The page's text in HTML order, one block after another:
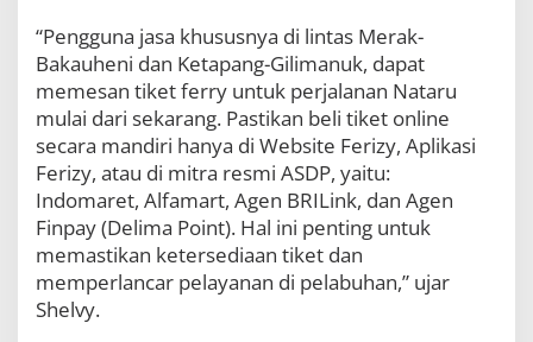
“Pengguna jasa khususnya di lintas Merak-
Bakauheni dan Ketapang-Gilimanuk, dapat
memesan tiket ferry untuk perjalanan Nataru
mulai dari sekarang. Pastikan beli tiket online
secara mandiri hanya di Website Ferizy, Aplikasi
Ferizy, atau di mitra resmi ASDP, yaitu:
Indomaret, Alfamart, Agen BRILink, dan Agen
Finpay (Delima Point). Hal ini penting untuk
memastikan ketersediaan tiket dan
memperlancar pelayanan di pelabuhan,” ujar
Shelvy.